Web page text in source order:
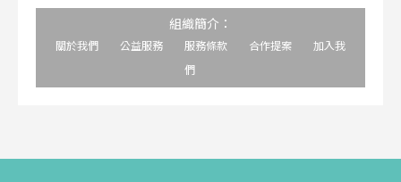
組織簡介：
關於我們 公益服務 服務條款 合作提案
加入我
們